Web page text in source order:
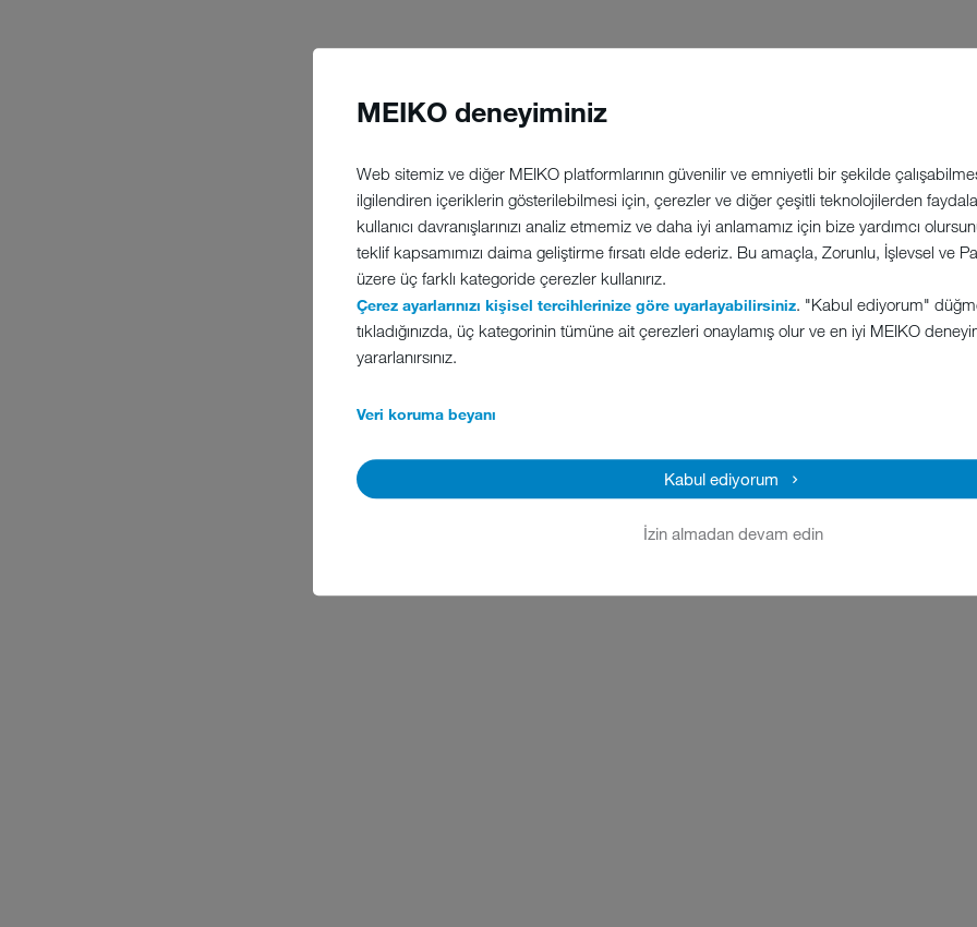
MEIKO deneyiminiz
Web sitemiz ve diğer MEIKO platformlarının güvenilir ve emniyetli bir şekilde
ilgilendiren içeriklerin gösterilebilmesi için, çerezler ve diğer çeşitli teknolojilerden
kullanıcı davranışlarınızı analiz etmemiz ve daha iyi anlamamız için bize yardımcı
teklif kapsamımızı daima geliştirme fırsatı elde ederiz. Bu amaçla, Zorunlu, İşlevsel ve
üzere üç farklı kategoride çerezler kullanırız.
Çerez ayarlarınızı kişisel tercihlerinize göre uyarlayabilirsiniz. "Kabul ediyorum"
tıkladığınızda, üç kategorinin tümüne ait çerezleri onaylamış olur ve en iyi MEIKO
yararlanırsınız.
Veri koruma beyanı
Kabul ediyorum
İzin almadan devam edin